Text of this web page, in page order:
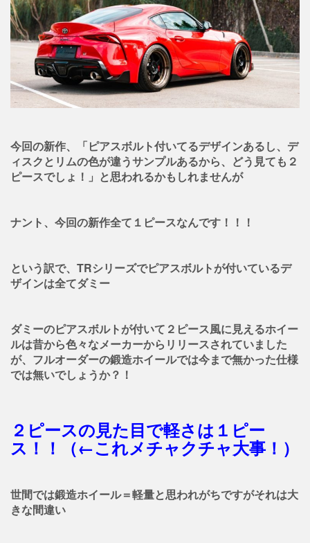
今回の新作、「ピアスボルト付いてるデザインあるし、デ
ィスクとリムの色が違うサンプルあるから、どう見ても２
ピースでしょ！」と思われるかもしれませんが
ナント、 今回の新作全て１ピースなんです！！！
という訳で、TRシリーズでピアスボルトが付いているデ
ザインは全てダミー
ダミーのピアスボルトが付いて２ピース風に見えるホイー
ルは昔から色々なメーカーからリリースされていました
が、フルオーダーの鍛造ホイールでは今まで無かった仕様
では無いでしょうか？！
２ピースの見た目で軽さは１ピー
ス！！（←これメチャクチャ大事！）
世間では鍛造ホイール＝軽量と思われがちですがそれは大
きな間違い